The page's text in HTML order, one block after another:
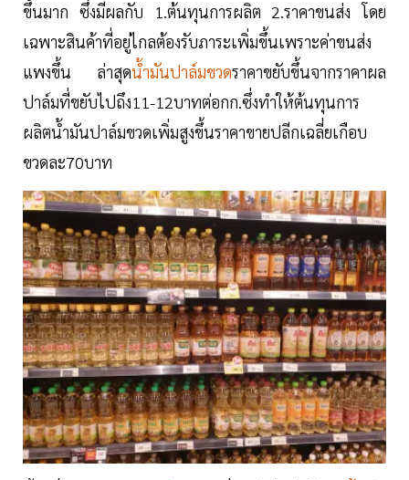
ขึ้นมาก ซึ่งมีผลกับ 1.ต้นทุนการผลิต 2.ราคาขนส่ง โดย
เฉพาะสินค้าที่อยู่ไกลต้องรับภาระเพิ่มขึ้นเพราะค่าขนส่ง
แพงขึ้น ล่าสุดน้ำมันปาล์มขวดราคาขยับขึ้นจากราคาผล
ปาล์มที่ขยับไปถึง11-12บาทต่อกก.ซึ่งทำให้ต้นทุนการ
ผลิตน้ำมันปาล์มขวดเพิ่มสูงขึ้นราคาขายปลีกเฉลี่ยเกือบ
ขวดละ70บาท